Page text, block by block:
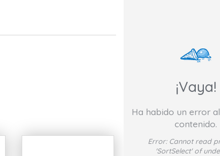
¡Vaya!
Ha habido un error
contenido.
Error: Cannot read
'SortSelect' of